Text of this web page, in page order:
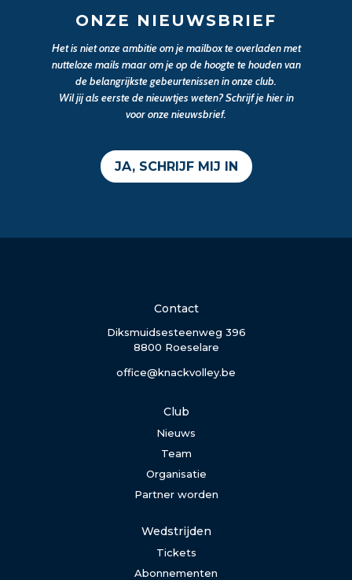
ONZE NIEUWSBRIEF
Het is niet onze ambitie om je mailbox te overladen met
nutteloze mails maar om je op de hoogte te houden van
de belangrijkste gebeurtenissen in onze club.
Wil jij als eerste de nieuwtjes weten? Schrijf je hier in
voor onze nieuwsbrief.
JA, SCHRIJF MIJ IN
Contact
Diksmuidsesteenweg 396
8800 Roeselare
office@knackvolley.be
Club
Nieuws
Team
Organisatie
Partner worden
Wedstrijden
Tickets
Abonnementen